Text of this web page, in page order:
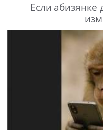
Если абизянке